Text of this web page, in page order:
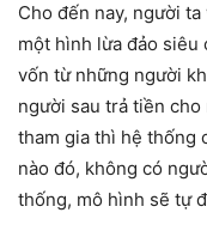
Cho đến nay, người
một hình lừa đảo siêu
vốn từ những người
người sau trả tiền
tham gia thì hệ thống
nào đó, không có
thống, mô hình sẽ tự